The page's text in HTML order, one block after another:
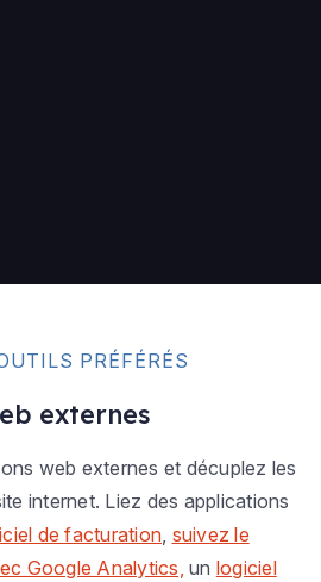
PRÉFÉRÉS
externes
web externes et décuplez les
internet. Liez des applications
de facturation, suivez le
Google Analytics, un logiciel